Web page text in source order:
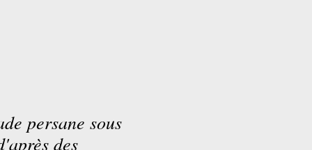
persane sous
des